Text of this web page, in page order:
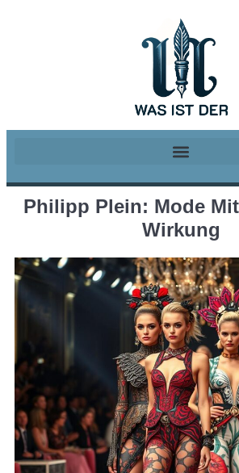
Philipp Plein: Mode
Wirkung